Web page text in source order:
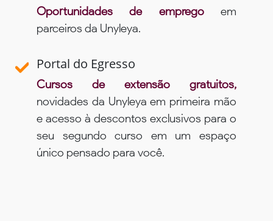
Oportunidades de empregoem
parceiros da Unyleya.
Portal do Egresso
Cursos de extensão gratuitos,
novidades da Unyleya em primeira mão
e acesso à descontos exclusivos para o
seu segundo curso em um espaço
único pensado para você.